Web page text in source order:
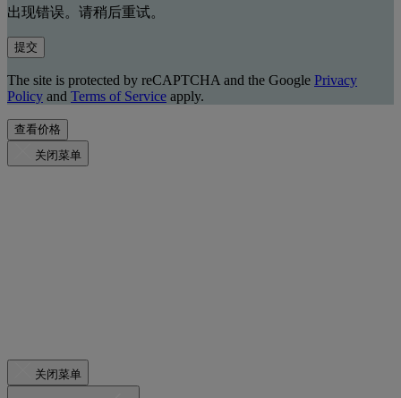
出现错误。请稍后重试。
提交
The site is protected by reCAPTCHA and the Google Privacy
Policy and Terms of Service apply.
查看价格
关闭菜单
关闭菜单